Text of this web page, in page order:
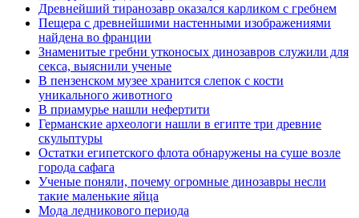
Древнейший тиранозавр оказался карликом с гребнем
Пещера с древнейшими настенными изображениями
найдена во франции
Знаменитые гребни утконосых динозавров служили для
секса, выяснили ученые
В пензенском музее хранится слепок с кости
уникального животного
В приамурье нашли нефертити
Германские археологи нашли в египте три древние
скульптуры
Остатки египетского флота обнаружены на суше возле
города сафага
Ученые поняли, почему огромные динозавры несли
такие маленькие яйца
Мода ледникового периода